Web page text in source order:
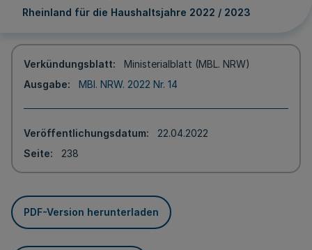
Rheinland für die Haushaltsjahre 2022 / 2023
Verkündungsblatt
Ministerialblatt (MBL. NRW)
Ausgabe
MBl. NRW. 2022 Nr. 14
Veröffentlichungsdatum
22.04.2022
Seite
238
PDF-Version herunterladen